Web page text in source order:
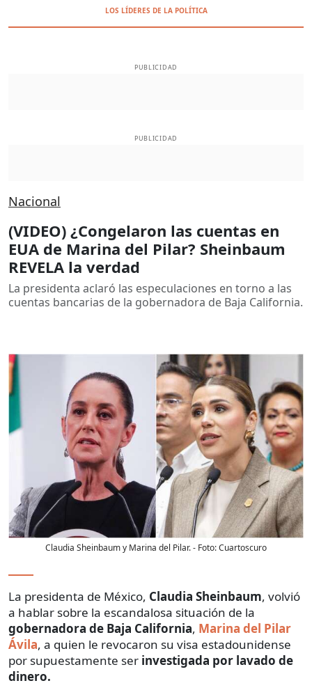
LOS LÍDERES DE LA POLÍTICA
PUBLICIDAD
PUBLICIDAD
Nacional
(VIDEO) ¿Congelaron las cuentas en
EUA de Marina del Pilar? Sheinbaum
REVELA la verdad
La presidenta aclaró las especulaciones en torno a las
cuentas bancarias de la gobernadora de Baja California.
Claudia Sheinbaum y Marina del Pilar.- Foto:Cuartoscuro
La presidenta de México, Claudia Sheinbaum, volvió
a hablar sobre la escandalosa situación de la
gobernadora de Baja California, Marina del Pilar
Ávila, a quien le revocaron su visa estadounidense
por supuestamente ser investigada por lavado de
dinero.